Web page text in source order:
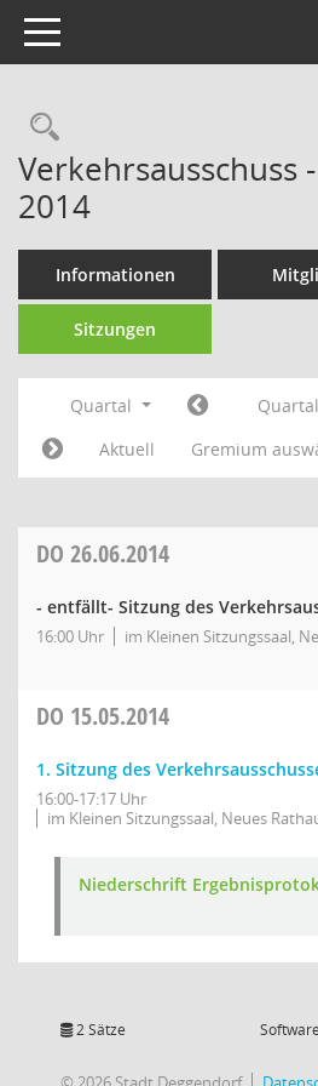
Toggle navigation
Rechercheauswahl
Verkehrsausschuss
2014
Informationen
Sitzungen
Quartal
Aktuell
Gremium
DO 26.06.2014
- entfällt- Sitzung des
16:00 Uhr im Kleinen Sitzungssaal,
DO 15.05.2014
1. Sitzung des
16:00-17:17 Uhr
im Kleinen Sitzungssaal, Neues
Niederschrift
2 Sätze